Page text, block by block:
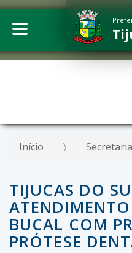
Início
TIJUCAS DO
BUCAL COM
PRÓTESE